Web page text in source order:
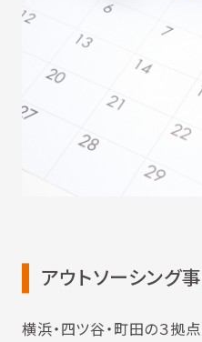
アウトソーシング
横浜・四ツ谷・町田の３拠